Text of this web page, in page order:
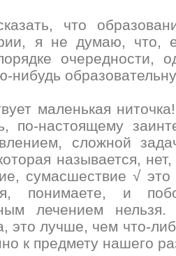
что
я не думаю, что,
очередности,
нибудь
маленькая
по-настоящему
сложной
называется,
сумасшествие √ это
понимаете, и
лечением
это лучше, чем что-
к предмету нашего